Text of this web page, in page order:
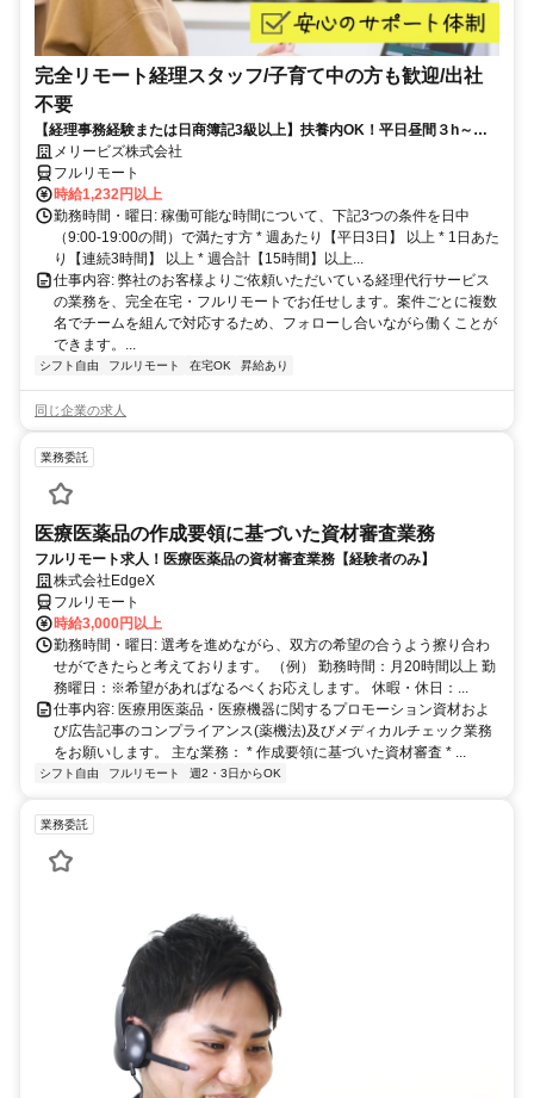
完全リモート経理スタッフ/子育て中の方も歓迎/出社
不要
【経理事務経験または日商簿記3級以上】扶養内OK！平日昼間３h～。
完全在宅で育児・介護中の方も大歓迎♪
メリービズ株式会社
フルリモート
時給1,232円以上
勤務時間・曜日: 稼働可能な時間について、下記3つの条件を日中
（9:00-19:00の間）で満たす方 * 週あたり【平日3日】 以上 * 1日あた
り【連続3時間】 以上 * 週合計【15時間】以上...
仕事内容: 弊社のお客様よりご依頼いただいている経理代行サービス
の業務を、完全在宅・フルリモートでお任せします。案件ごとに複数
名でチームを組んで対応するため、フォローし合いながら働くことが
できます。...
シフト自由 フルリモート 在宅OK 昇給あり
同じ企業の求人
業務委託
医療医薬品の作成要領に基づいた資材審査業務
フルリモート求人！医療医薬品の資材審査業務【経験者のみ】
株式会社EdgeX
フルリモート
時給3,000円以上
勤務時間・曜日: 選考を進めながら、双方の希望の合うよう擦り合わ
せができたらと考えております。 （例） 勤務時間：月20時間以上 勤
務曜日：※希望があればなるべくお応えします。 休暇・休日：...
仕事内容: 医療用医薬品・医療機器に関するプロモーション資材およ
び広告記事のコンプライアンス(薬機法)及びメディカルチェック業務
をお願いします。 主な業務： * 作成要領に基づいた資材審査 * ...
シフト自由 フルリモート 週2・3日からOK
業務委託